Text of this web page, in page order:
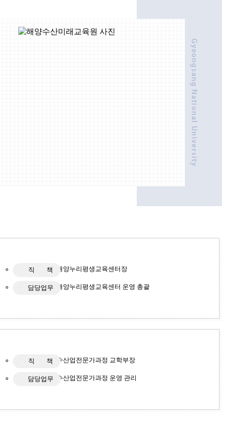
직 책 해양누리평생교육센터장
담당업무 해양누리평생교육센터 운영 총괄
직 책 수산업전문가과정 교학부장
담당업무 수산업전문가과정 운영 관리